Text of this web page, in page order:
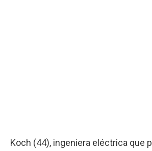
Koch (44), ingeniera eléctrica que